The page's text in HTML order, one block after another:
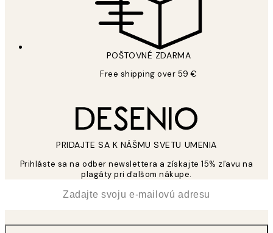
POŠTOVNÉ ZDARMA
Free shipping over 59 €
PRIDAJTE SA K NÁŠMU SVETU UMENIA
Prihláste sa na odber newslettera a získajte 15% zľavu na
plagáty pri ďalšom nákupe.